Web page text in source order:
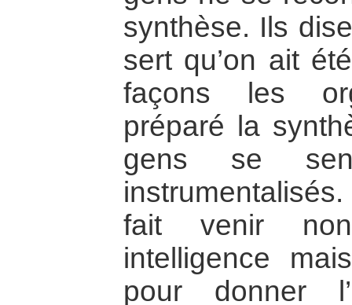
synthèse. Ils
sert qu’on ait
façons les
préparé la
gens se
fait venir
intelligence
pour donner